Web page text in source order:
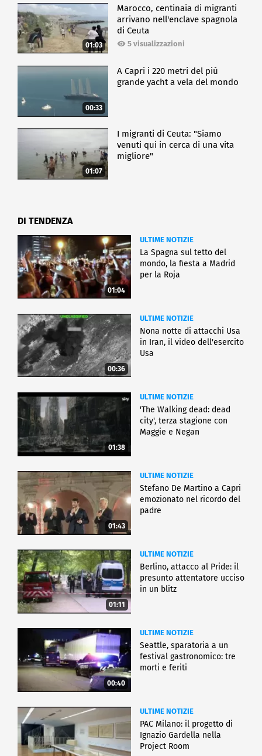
01:03
Marocco, centinaia di migranti
arrivano nell'enclave spagnola
di Ceuta
5 visualizzazioni
00:33
A Capri i 220 metri del più
grande yacht a vela del mondo
01:07
I migranti di Ceuta: "Siamo
venuti qui in cerca di una vita
migliore"
DI TENDENZA
01:04
ULTIME NOTIZIE
La Spagna sul tetto del
mondo, la fiesta a Madrid
per la Roja
00:36
ULTIME NOTIZIE
Nona notte di attacchi Usa
in Iran, il video dell'esercito
Usa
01:38
ULTIME NOTIZIE
'The Walking dead: dead
city', terza stagione con
Maggie e Negan
01:43
ULTIME NOTIZIE
Stefano De Martino a Capri
emozionato nel ricordo del
padre
01:11
ULTIME NOTIZIE
Berlino, attacco al Pride: il
presunto attentatore ucciso
in un blitz
00:40
ULTIME NOTIZIE
Seattle, sparatoria a un
festival gastronomico: tre
morti e feriti
ULTIME NOTIZIE
PAC Milano: il progetto di
Ignazio Gardella nella
Project Room